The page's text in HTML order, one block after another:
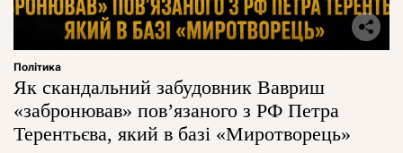
Політика
Як скандальний забудовник Вавриш
«забронював» повʼязаного з РФ Петра
Терентьєва, який в базі «Миротворець»